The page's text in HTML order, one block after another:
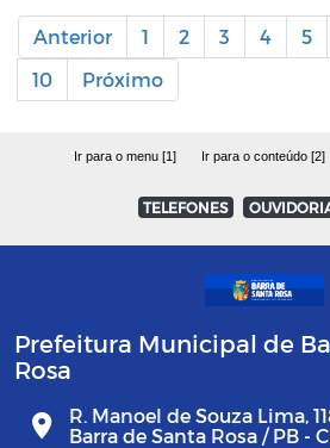
Anterior 1 2 3 4 5
10
Próximo
Ir para o menu [1] Ir para o conteúdo [2]
TELEFONES
Prefeitura Municipal de
Rosa
R. Manoel de Souza Lima,
Barra de Santa Rosa / PB -